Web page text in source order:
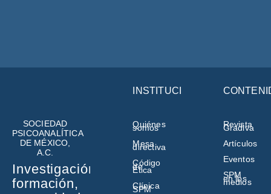
SOCIEDAD
PSICOANALÍTICA
DE MÉXICO,
A.C.
Investigación,
formación,
INSTITUCIÓN
Quiénes
somos
Mesa
directiva
Código
de
Ética
Clínica
SPM
Revista
Gradiva
Artículos
Eventos
SPM
en los
medios